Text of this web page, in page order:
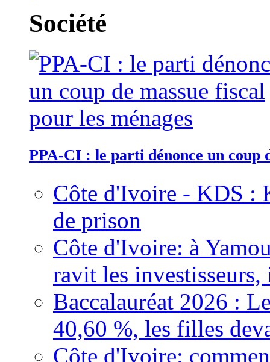
Société
PPA-CI : le parti dénonce un coup
Côte d'Ivoire - KDS :
de prison
Côte d'Ivoire: à
ravit les
Baccalauréat 2026 :
40,60 %, les filles
Côte d'Ivoire: